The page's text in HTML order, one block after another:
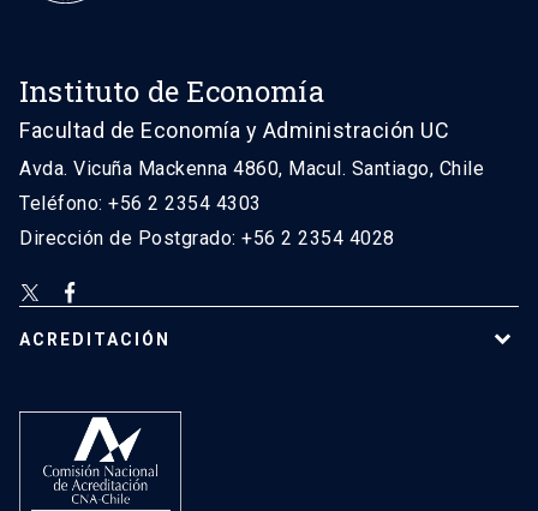
Instituto de Economía
Facultad de Economía y Administración UC
Avda. Vicuña Mackenna 4860, Macul. Santiago, Chile
Teléfono: +56 2 2354 4303
Dirección de Postgrado: +56 2 2354 4028
ACREDITACIÓN